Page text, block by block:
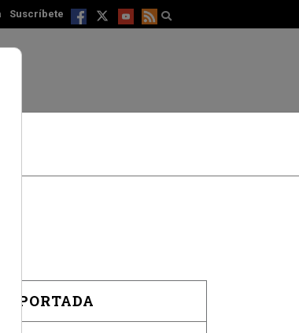
Suscríbete
EN PORTADA